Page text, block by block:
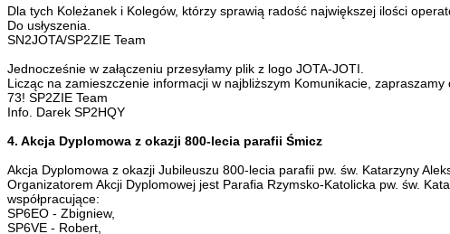
Dla tych Koleżanek i Kolegów, którzy sprawią radość największej ilości
Do usłyszenia.
SN2JOTA/SP2ZIE Team
Jednocześnie w załączeniu przesyłamy plik z logo JOTA-JOTI.
Licząc na zamieszczenie informacji w najbliższym Komunikacie, zapraszamy
73! SP2ZIE Team
Info. Darek SP2HQY
4. Akcja Dyplomowa z okazji 800-lecia parafii Śmicz
Akcja Dyplomowa z okazji Jubileuszu 800-lecia parafii pw. św. Katarzyny
Organizatorem Akcji Dyplomowej jest Parafia Rzymsko-Katolicka pw. św.
współpracujące:
SP6EO - Zbigniew,
SP6VE - Robert,